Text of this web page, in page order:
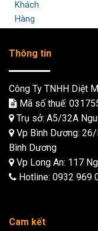
Thông tin
Công Ty TNHH Diệt
Mã số thuế:
Trụ sở: A5/32A
Vp Bình Dương: 26/
Bình Dương
Vp Long An: 117
Hotline: 0932 969
Cam kết